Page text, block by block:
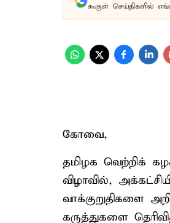
கூகுள் செய்திகளில்
கோவை,
தமிழக வெற்றிக்
விழாவில்,
வாக்குறுதிகளை
கருத்துகளை